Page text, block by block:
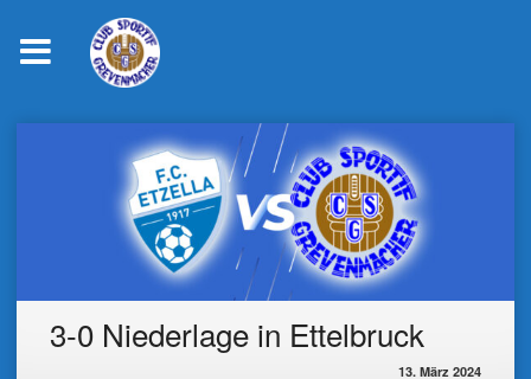
3-0 Niederlage in Ettelbruck
13. März 2024